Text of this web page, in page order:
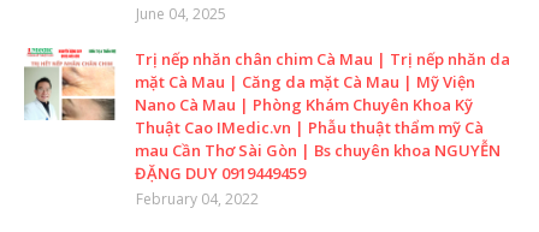
June 04, 2025
Trị nếp nhăn chân chim Cà Mau | Trị nếp nhăn da
mặt Cà Mau | Căng da mặt Cà Mau | Mỹ Viện
Nano Cà Mau | Phòng Khám Chuyên Khoa Kỹ
Thuật Cao IMedic.vn | Phẫu thuật thẩm mỹ Cà
mau Cần Thơ Sài Gòn | Bs chuyên khoa NGUYỄN
ĐẶNG DUY 0919449459
February 04, 2022